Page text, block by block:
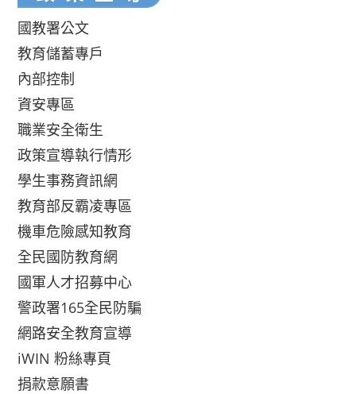
國教署公文
教育儲蓄專戶
內部控制
資安專區
職業安全衛生
政策宣導執行情形
學生事務資訊網
教育部反霸凌專區
機車危險感知教育
全民國防教育網
國軍人才招募中心
警政署165全民防騙
網路安全教育宣導
iWIN 粉絲專頁
捐款意願書